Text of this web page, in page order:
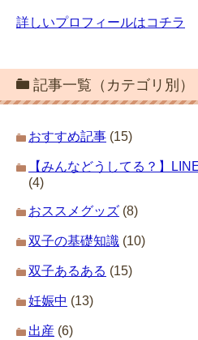
詳しいプロフィールはコチラ
記事一覧（カテゴリ別）
おすすめ記事 (15)
【みんなどうしてる？】
(4)
おススメグッズ (8)
双子の基礎知識 (10)
双子あるある (15)
妊娠中 (13)
出産 (6)